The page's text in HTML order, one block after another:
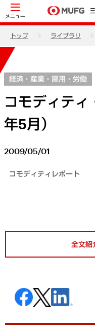
メニュー
トップ ライブラリ
経済・産業・雇用・労働
コモディテ
年5月）
2009/05/01
コモディティレポート
全文紹